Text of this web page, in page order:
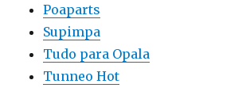
Poaparts
Supimpa
Tudo para Opala
Tunneo Hot